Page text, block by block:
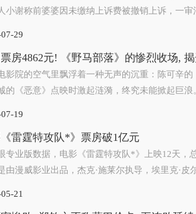
小谢称前婆婆因未缴纳上诉费被撤销上诉，一
29
房4862元! 《野马部落》的惨烈收场,
影院的空气里飘浮着一种无声的沉重：陈可辛
的《恶意》点映时激起涟漪，终究未能掀起巨
19
雷霆特攻队*》票房破1亿元
专业版数据，电影《雷霆特攻队*》上映12天
由漫威影业出品，杰克·施莱尔执导，埃里克·皮
21